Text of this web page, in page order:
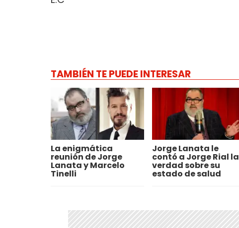
TAMBIÉN TE PUEDE INTERESAR
La enigmática
reunión de Jorge
Lanata y Marcelo
Tinelli
Jorge Lanata le
contó a Jorge Rial la
verdad sobre su
estado de salud